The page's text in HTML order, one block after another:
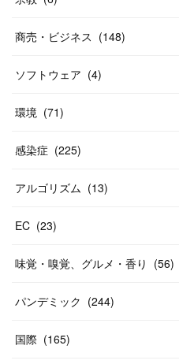
商売・ビジネス (148)
ソフトウェア (4)
環境 (71)
感染症 (225)
アルゴリズム (13)
EC (23)
味覚・嗅覚、グルメ・香り (56)
パンデミック (244)
国際 (165)